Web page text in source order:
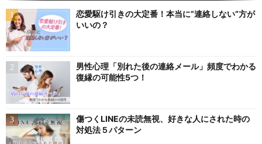
恋愛駆け引きの大定番！本当に”連絡しない”方が
いいの？
男性心理「別れた後の連絡メール」頻度でわかる
復縁の可能性5つ！
傷つくLINEの未読無視、好きな人にされた時の
対処法５パターン